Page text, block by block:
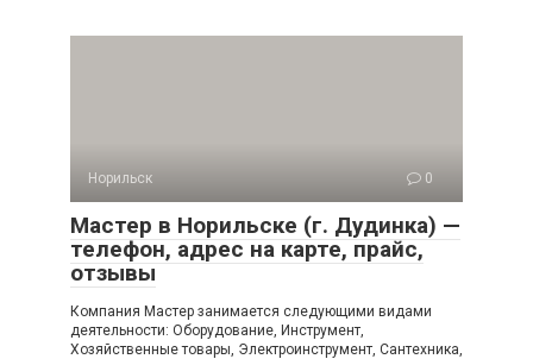
Норильск 0
Мастер в Норильске (г. Дудинка) —
телефон, адрес на карте, прайс,
отзывы
Компания Мастер занимается следующими видами
деятельности: Оборудование, Инструмент,
Хозяйственные товары, Электроинструмент, Сантехника,